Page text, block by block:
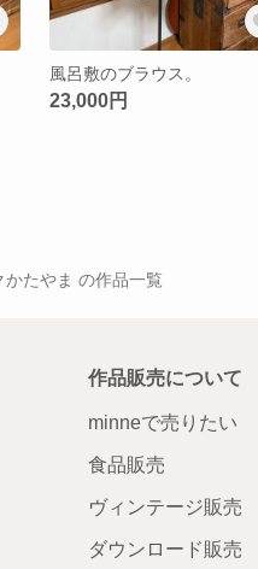
風呂敷のブラウス。
23,000円
かたやま の作品一覧
作品販売について
minneで売りたい
食品販売
ヴィンテージ販売
ダウンロード販売